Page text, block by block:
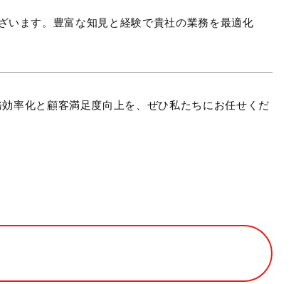
います。豊富な知見と経験で貴社の業務を最適化
率化と顧客満足度向上を、ぜひ私たちにお任せくだ